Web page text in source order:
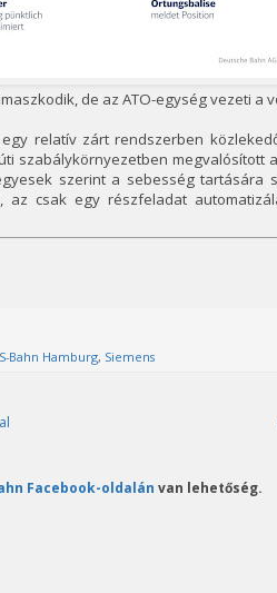
de az ATO-egység vezeti a
relatív zárt rendszerben
szabálykörnyezetben megvalósított
szerint a sebesség tartására
csak egy részfeladat
S-Bahn Hamburg, Siemens
Facebook-oldalán van lehetőség.